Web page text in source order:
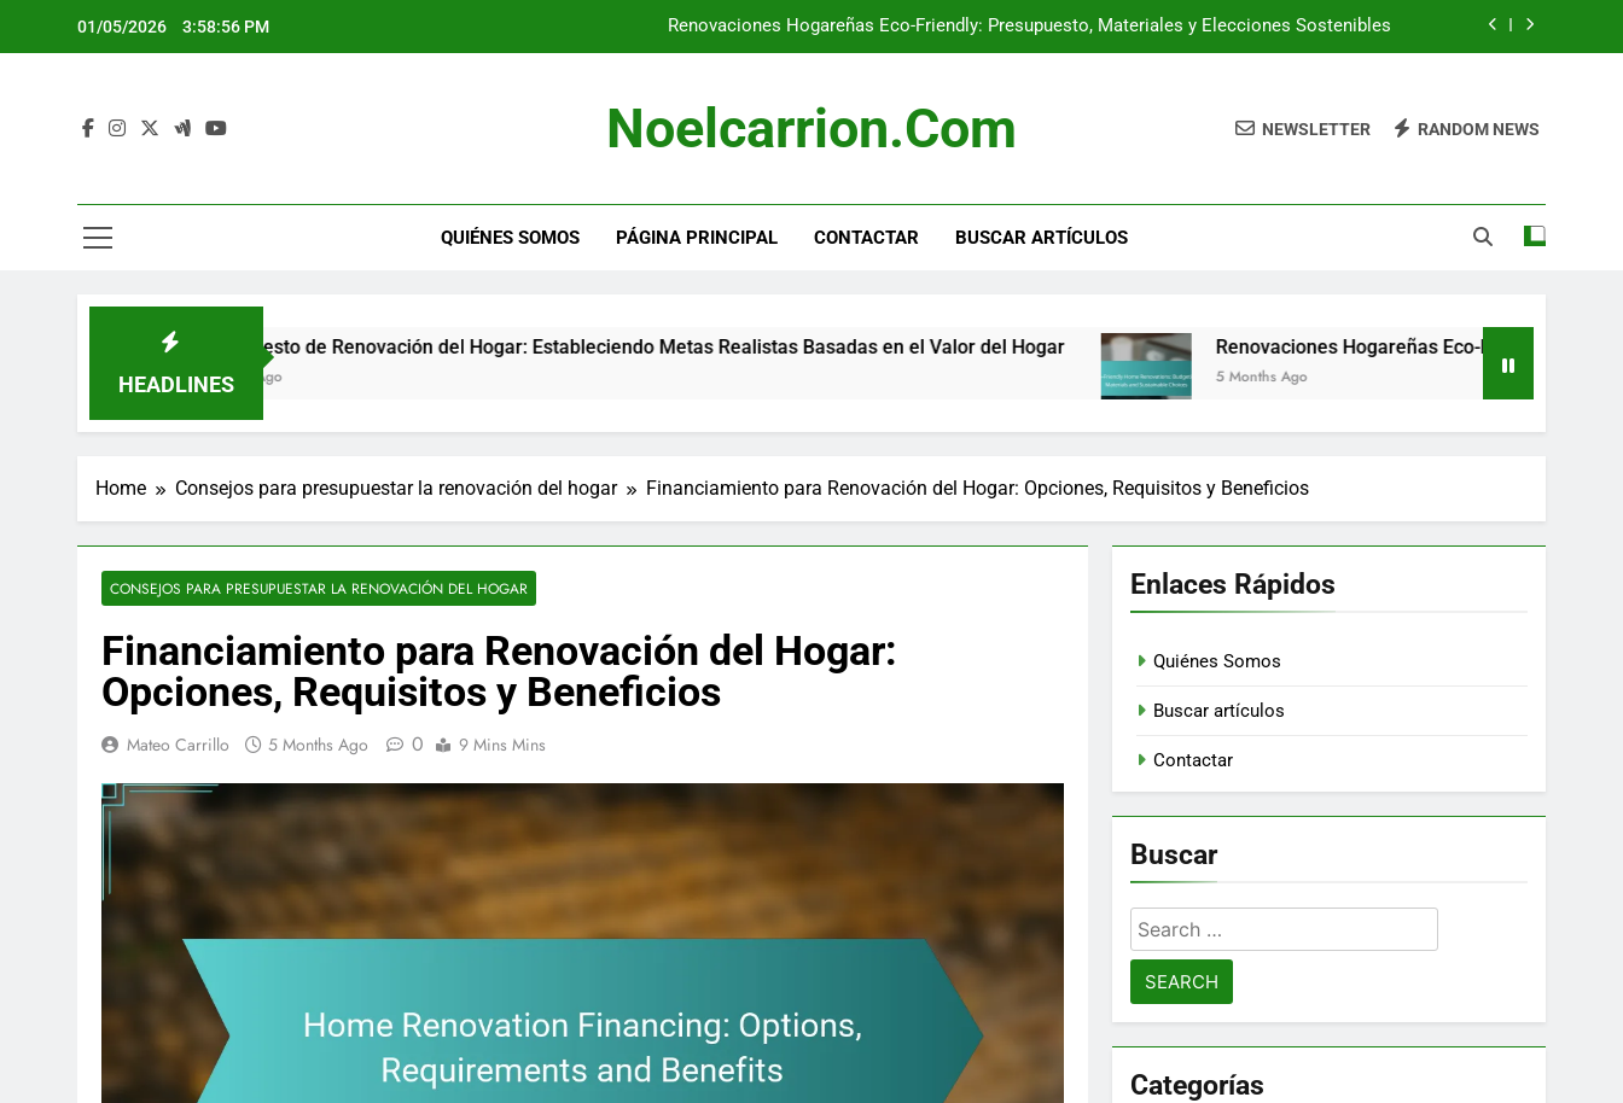
01/05/2026 3:58:57 PM Renovaciones Hogareñas Eco-Friendly: Presupuesto, Materiales y Elecciones Sostenibles
Renovación del Hogar: Combinando Elementos de Diseño Moderno y Tradicional
Renovaciones Hogareñas Eco-Friendly: Presupuesto, Materiales y Elecciones Sostenibles
Noelcarrion.com NEWSLETTER RANDOM NEWS
QUIÉNES SOMOS PÁGINA PRINCIPAL CONTACTAR BUSCAR ARTÍCULOS
HEADLINES
Presupuesto de Renovación del Hogar: Estableciendo Metas Realistas Basadas en el Valor del Hogar
5 Months Ago
Renovaciones Hogareñas Eco-Friendly: Presupuesto,
5 Months Ago
Home Consejos para presupuestar la renovación del hogar Financiamiento para Renovación del Hogar: Opciones, Requisitos y Beneficios
CONSEJOS PARA PRESUPUESTAR LA RENOVACIÓN DEL HOGAR
Financiamiento para Renovación del Hogar:
Opciones, Requisitos y Beneficios
Mateo Carrillo 5 Months Ago 0 9 Mins Mins
Enlaces Rápidos
Quiénes Somos
Buscar artículos
Contactar
Buscar
Search
for:
Categorías